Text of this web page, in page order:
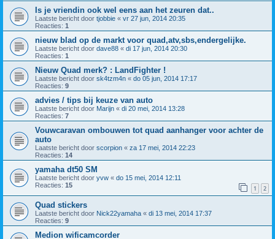
Is je vriendin ook wel eens aan het zeuren dat..
Laatste bericht door tjobbie « vr 27 jun, 2014 20:35
Reacties: 1
nieuw blad op de markt voor quad,atv,sbs,endergelijke.
Laatste bericht door dave88 « di 17 jun, 2014 20:30
Reacties: 1
Nieuw Quad merk? : LandFighter !
Laatste bericht door sk4tzm4n « do 05 jun, 2014 17:17
Reacties: 9
advies / tips bij keuze van auto
Laatste bericht door Marijn « di 20 mei, 2014 13:28
Reacties: 7
Vouwcaravan ombouwen tot quad aanhanger voor achter de
auto
Laatste bericht door scorpion « za 17 mei, 2014 22:23
Reacties: 14
yamaha dt50 SM
Laatste bericht door yvw « do 15 mei, 2014 12:11
Reacties: 15 1 2
Quad stickers
Laatste bericht door Nick22yamaha « di 13 mei, 2014 17:37
Reacties: 9
Medion wificamcorder